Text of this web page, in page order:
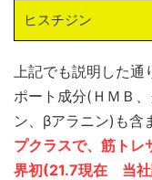
ヒスチジン
上記でも説明した
ポート成分(ＨＭＢ
ン、βアラニン)も含
プクラスで、筋トレ
界初(21.7現在 当社